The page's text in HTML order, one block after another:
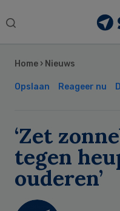
Search
Home › Nieuws
Opslaan Reageer nu
‘Zet
tegen
ouderen’
Sidebar